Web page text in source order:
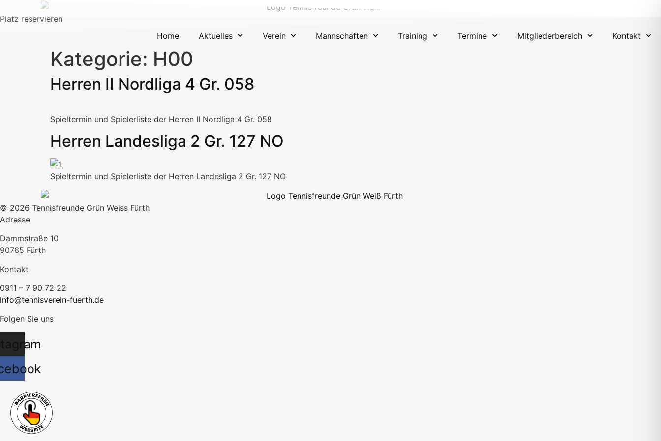
Platz reservieren
Home
Aktuelles Verein Mannschaften Training Termine Mitgliederbereich Kontakt
Kategorie: H00
Herren II Nordliga 4 Gr. 058
Spieltermin und Spielerliste der Herren II Nordliga 4 Gr. 058
Herren Landesliga 2 Gr. 127 NO
Spieltermin und Spielerliste der Herren Landesliga 2 Gr. 127 NO
© 2026 Tennisfreunde Grün Weiss Fürth
Adresse
Dammstraße 10
90765 Fürth
Kontakt
0911 – 7 90 72 22
info@tennisverein-fuerth.de
Folgen Sie uns